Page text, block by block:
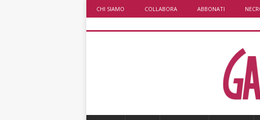
CHI SIAMO COLLABORA ABBONATI